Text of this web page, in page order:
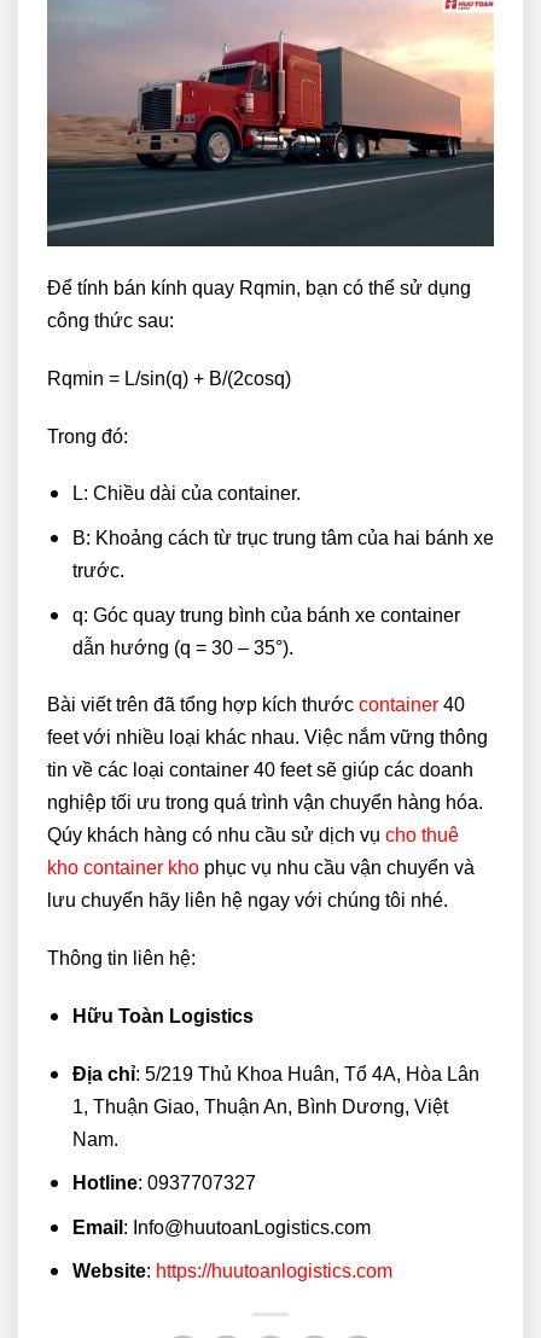
Để tính bán kính quay Rqmin, bạn có thể sử dụng
công thức sau:
Rqmin = L/sin(q) + B/(2cosq)
Trong đó:
L: Chiều dài của container.
B: Khoảng cách từ trục trung tâm của hai bánh xe
trước.
q: Góc quay trung bình của bánh xe container
dẫn hướng (q = 30 – 35°).
Bài viết trên đã tổng hợp kích thước container 40
feet với nhiều loại khác nhau. Việc nắm vững thông
tin về các loại container 40 feet sẽ giúp các doanh
nghiệp tối ưu trong quá trình vận chuyển hàng hóa.
Qúy khách hàng có nhu cầu sử dịch vụ cho thuê
kho container kho phục vụ nhu cầu vận chuyển và
lưu chuyển hãy liên hệ ngay với chúng tôi nhé.
Thông tin liên hệ:
Hữu Toàn Logistics
Địa chỉ: 5/219 Thủ Khoa Huân, Tổ 4A, Hòa Lân
1, Thuận Giao, Thuận An, Bình Dương, Việt
Nam.
Hotline: 0937707327
Email : Info@huutoanLogistics.com
Website: https://huutoanlogistics.com